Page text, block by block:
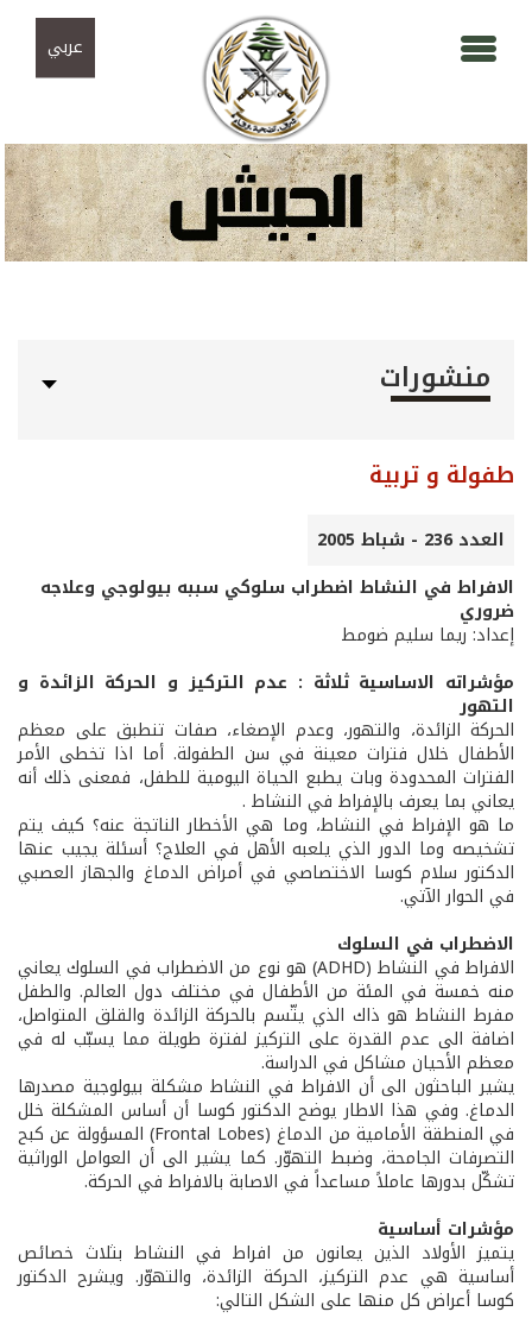
عربي
منشورات
طفولة و تربية
العدد 236 - شباط 2005
الافراط في النشاط اضطراب سلوكي سببه بيولوجي وعلاجه
ضروري
إعداد: ريما سليم ضومط
مؤشراته الاساسية ثلاثة : عدم التركيز و الحركة الزائدة و
التهور
الحركة الزائدة، والتهور، وعدم الإصغاء، صفات تنطبق على معظم
الأطفال خلال فترات معينة في سن الطفولة. أما اذا تخطى الأمر
الفترات المحدودة وبات يطبع الحياة اليومية للطفل، فمعنى ذلك أنه
يعاني بما يعرف بالإفراط في النشاط .
ما هو الإفراط في النشاط، وما هي الأخطار الناتجة عنه؟ كيف يتم
تشخيصه وما الدور الذي يلعبه الأهل في العلاج؟ أسئلة يجيب عنها
الدكتور سلام كوسا الاختصاصي في أمراض الدماغ والجهاز العصبي
في الحوار الآتي.
الاضطراب في السلوك
الافراط في النشاط (ADHD) هو نوع من الاضطراب في السلوك يعاني
منه خمسة في المئة من الأطفال في مختلف دول العالم. والطفل
مفرط النشاط هو ذاك الذي يتّسم بالحركة الزائدة والقلق المتواصل،
اضافة الى عدم القدرة على التركيز لفترة طويلة مما يسبّب له في
معظم الأحيان مشاكل في الدراسة.
يشير الباحثون الى أن الافراط في النشاط مشكلة بيولوجية مصدرها
الدماغ. وفي هذا الاطار يوضح الدكتور كوسا أن أساس المشكلة خلل
في المنطقة الأمامية من الدماغ (Frontal Lobes) المسؤولة عن كبح
التصرفات الجامحة، وضبط التهوّر. كما يشير الى أن العوامل الوراثية
تشكّل بدورها عاملاً مساعداً في الاصابة بالافراط في الحركة.
مؤشرات أساسية
يتميز الأولاد الذين يعانون من افراط في النشاط بثلاث خصائص
أساسية هي عدم التركيز، الحركة الزائدة، والتهوّر. ويشرح الدكتور
كوسا أعراض كل منها على الشكل التالي: